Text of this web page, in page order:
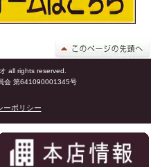
all rights reserved.
会 第641090001345号
ーポリシー